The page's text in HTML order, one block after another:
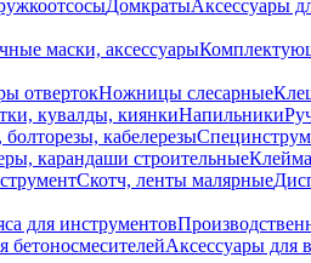
ДомкратыАксессуары
маски, аксессуары
отвертокНожницы слесарные
кувалды, киянкиНапильники
болторезы, кабелерезы
карандаши строительные
Скотч, ленты малярные
для инструментов
бетоносмесителейАксессуары для